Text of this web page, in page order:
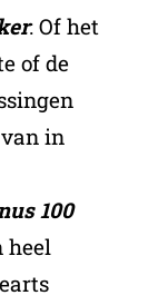
: Of het
of de
in
100
heel